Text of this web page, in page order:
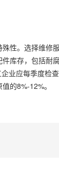
性。选择维
库存，包括
业应每季度检
的8%-12%。